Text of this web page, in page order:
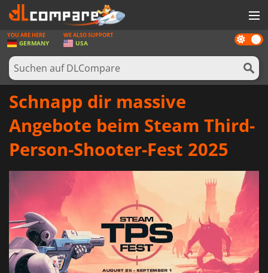
SPIELE
SPIEL KARTEN
SOFTWARE
HARDWARE
ANMELDEN ODER REGISTRIEREN
Dark
mode
YOU ARE HERE
GERMANY
WE ALSO SUPPORT
USA
Schnapp dir massive
Angebote beim Steam Third-
Person-Shooter-Fest 2025